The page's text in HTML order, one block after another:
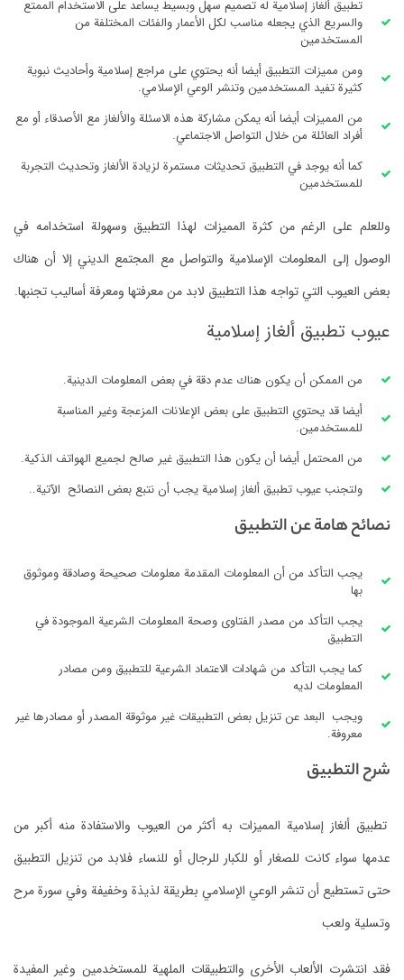
تطبيق ألغاز إسلامية له تصميم سهل وبسيط يساعد على الاستخدام الممتع
والسريع الذي يجعله مناسب لكل الأعمار والفئات المختلفة من
المستخدمين
ومن مميزات التطبيق أيضا أنه يحتوي على مراجع إسلامية وأحاديث نبوية
كثيرة تفيد المستخدمين وتنشر الوعي الإسلامي.
من المميزات أيضا أنه يمكن مشاركة هذه الاسئلة والألغاز مع الأصدقاء أو مع
أفراد العائلة من خلال التواصل الاجتماعي.
كما أنه يوجد في التطبيق تحديثات مستمرة لزيادة الألغاز وتحديث التجربة
للمستخدمين
وللعلم على الرغم من كثرة المميزات لهذا التطبيق وسهولة استخدامه في
الوصول إلى المعلومات الإسلامية والتواصل مع المجتمع الديني إلا أن هناك
بعض العيوب التي تواجه هذا التطبيق لابد من معرفتها ومعرفة أساليب تجنبها.
عيوب تطبيق ألغاز إسلامية
من الممكن أن يكون هناك عدم دقة في بعض المعلومات الدينية.
أيضا قد يحتوي التطبيق على بعض الإعلانات المزعجة وغير المناسبة
للمستخدمين.
من المحتمل أيضا أن يكون هذا التطبيق غير صالح لجميع الهواتف الذكية.
ولتجنب عيوب تطبيق ألغاز إسلامية يجب أن نتبع بعض النصائح الآتية..
نصائح هامة عن التطبيق
يجب التأكد من أن المعلومات المقدمة معلومات صحيحة وصادقة وموثوق
بها
يجب التأكد من مصدر الفتاوى وصحة المعلومات الشرعية الموجودة في
التطبيق
كما يجب التأكد من شهادات الاعتماد الشرعية للتطبيق ومن مصادر
المعلومات لديه
ويجب البعد عن تنزيل بعض التطبيقات غير موثوقة المصدر أو مصادرها غير
معروفة.
شرح التطبيق
تطبيق ألغاز إسلامية المميزات به أكثر من العيوب والاستفادة منه أكبر من
عدمها سواء كانت للصغار أو للكبار للرجال أو للنساء فلابد من تنزيل التطبيق
حتى تستطيع أن تنشر الوعي الإسلامي بطريقة لذيذة وخفيفة وفي سورة مرح
وتسلية ولعب
فقد انتشرت الألعاب الأخرى والتطبيقات الملهية للمستخدمين وغير المفيدة